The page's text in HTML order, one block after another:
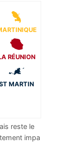
RÉUNION
MARTIN
reste le
...
impa